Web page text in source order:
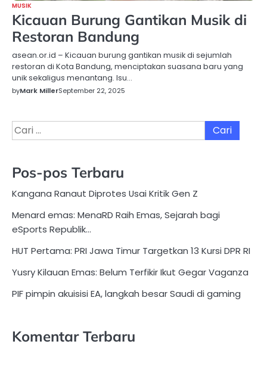
MUSIK
Kicauan Burung Gantikan Musik di
Restoran Bandung
asean.or.id – Kicauan burung gantikan musik di sejumlah
restoran di Kota Bandung, menciptakan suasana baru yang
unik sekaligus menantang. Isu…
byMark MillerSeptember 22, 2025
Cari
untuk:
Pos-pos Terbaru
Kangana Ranaut Diprotes Usai Kritik Gen Z
Menard emas: MenaRD Raih Emas, Sejarah bagi
eSports Republik…
HUT Pertama: PRI Jawa Timur Targetkan 13 Kursi DPR RI
Yusry Kilauan Emas: Belum Terfikir Ikut Gegar Vaganza
PIF pimpin akuisisi EA, langkah besar Saudi di gaming
Komentar Terbaru